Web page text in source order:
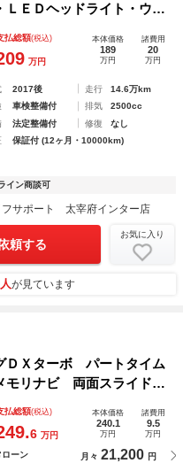
ＥＤヘッドライト・ウィ
Ｄナビ・ワンセグ・バッ
ブレコーダー・スマート
払総額(税込)
万円
本体価格
189
万円
諸費用
20
万円
2017後 走行
14.6万km
車検整備付 排気
2500cc
法定整備付 修復
なし
保証付 (12ヶ月・10000km)
イン商談可
フサポート 太宰府インター店
頼する
お気に入り
が見ています
ＤＸターボ パートタイム
リナビ 両面スライドド
払総額(税込)
6 万円
本体価格
240.1
万円
諸費用
9.5
万円
ローン 月々 21,200 円